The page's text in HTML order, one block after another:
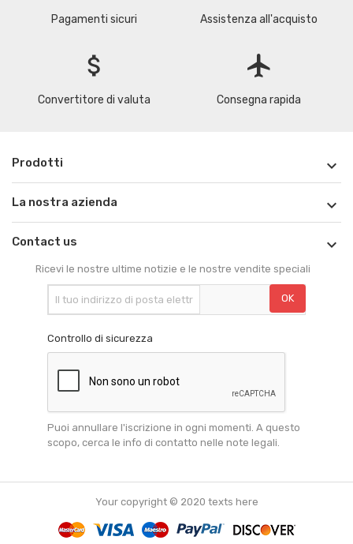
Pagamenti sicuri Assistenza all'acquisto
attach_money
Convertitore di valuta
flight
Consegna rapida
Prodotti 
La nostra azienda 
Contact us 
Ricevi le nostre ultime notizie e le nostre vendite speciali
Controllo di sicurezza
Puoi annullare l'iscrizione in ogni momenti. A questo
scopo, cerca le info di contatto nelle note legali.
Your copyright © 2020 texts here